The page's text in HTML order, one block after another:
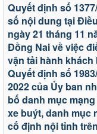
Quyết định số
số nội dung tại
ngày 21 tháng 11
Đồng Nai về việc
vận tải hành khách
Quyết định số
2022 của Ủy ban
bố danh mục
xe buýt, danh mục
cố định nội tỉnh